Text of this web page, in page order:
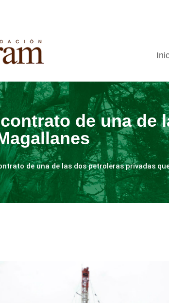
de una de
de una de las dos petroleras privadas